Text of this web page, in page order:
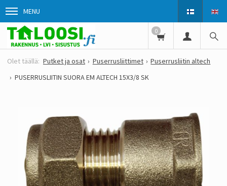
MENU
0
Putket ja osat Puserrusliittimet
Puserrusliitin altech
PUSERRUSLIITIN SUORA EM ALTECH 15X3/8 SK